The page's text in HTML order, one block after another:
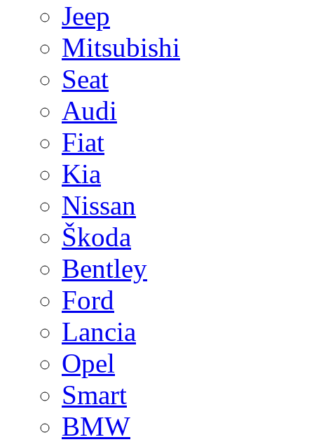
Jeep
Mitsubishi
Seat
Audi
Fiat
Kia
Nissan
Škoda
Bentley
Ford
Lancia
Opel
Smart
BMW